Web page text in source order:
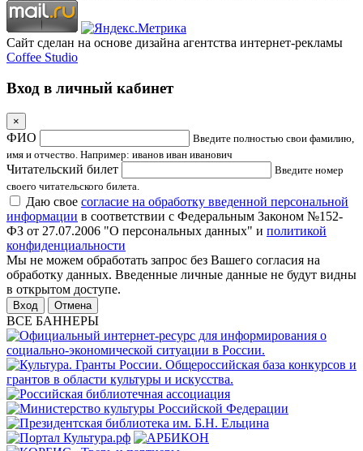
Сайт сделан на основе дизайна агентства интернет-рекламы
Coffee Studio
Вход в личный кабинет
×
ФИО
Введите полностью свои фамилию,
имя и отчество. Например: иванов иван иванович
Читательский билет
Введите номер
своего читательского билета.
Даю свое согласие на обработку введенной персональной
информации в соответствии с Федеральным Законом №152-
ФЗ от 27.07.2006 "О персональных данных" и политикой
конфиденциальности
Мы не можем обработать запрос без Вашего согласия на
обработку данных. Введенные личные данные не будут видны
в открытом доступе.
Отмена
ВСЕ БАННЕРЫ